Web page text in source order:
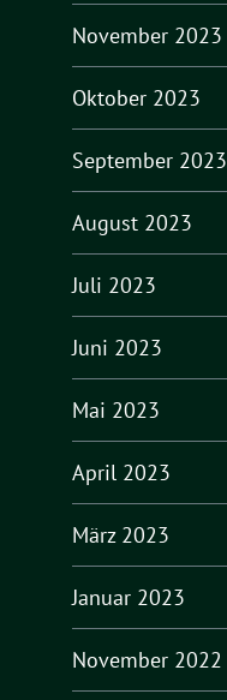
November 2023
Oktober 2023
September 2023
August 2023
Juli 2023
Juni 2023
Mai 2023
April 2023
März 2023
Januar 2023
November 2022